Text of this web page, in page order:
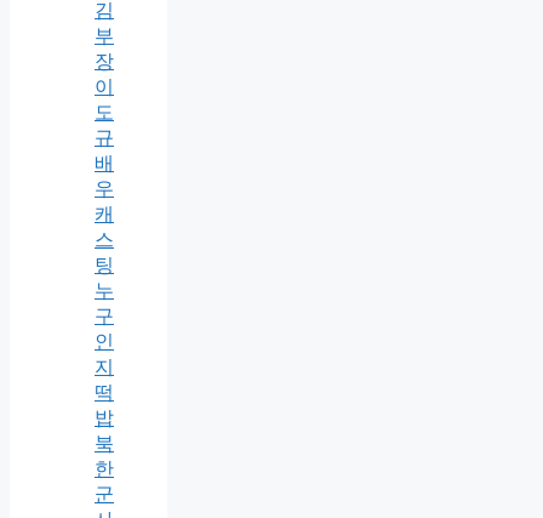
김
부
장
이
도
규
배
우
캐
스
팅
누
구
인
지
떡
밥
북
한
군